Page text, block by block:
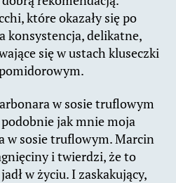
które okazały się po
konsystencja, delikatne,
się w ustach kluseczki
w sosie truflowym
jak mnie moja
w sosie truflowym. Marcin
i twierdzi, że to
w życiu. I zaskakujący,